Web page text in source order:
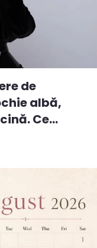
de
albă,
Ce